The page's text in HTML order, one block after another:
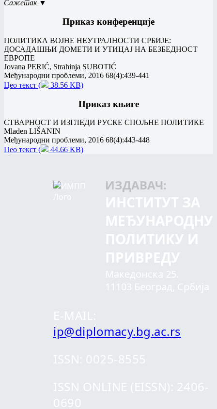
Сажетак ▼
Приказ конференције
ПОЛИТИКА ВОЈНЕ НЕУТРАЛНОСТИ СРБИЈЕ:
ДОСАДАШЊИ ДОМЕТИ И УТИЦАЈ НА БЕЗБЕДНОСТ
ЕВРОПЕ
Jovana PERIĆ, Strahinja SUBOTIĆ
Међународни проблеми, 2016 68(4):439-441
Цео текст (
38.56 KB)
Приказ књиге
СТВАРНОСТ И ИЗГЛЕДИ РУСКЕ СПОЉНЕ ПОЛИТИКЕ
Mladen LIŠANIN
Међународни проблеми, 2016 68(4):443-448
Цео текст (
44.66 KB)
ИЗДАВАЧ:
ip@diplomacy.bg.ac.rs